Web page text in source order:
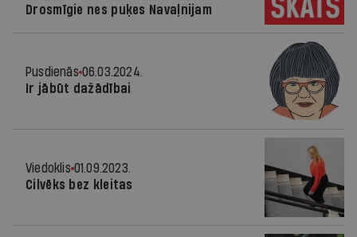
Drosmīgie nes puķes Navaļnijam
Pusdienās 06.03.2024.
Ir jābūt dažādībai
Viedoklis 01.09.2023.
Cilvēks bez kleitas